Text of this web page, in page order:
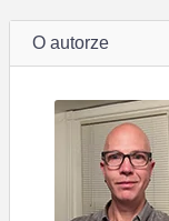
O autorze